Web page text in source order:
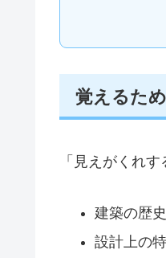
覚えるた
「見えがくれ
建築の歴
設計上の